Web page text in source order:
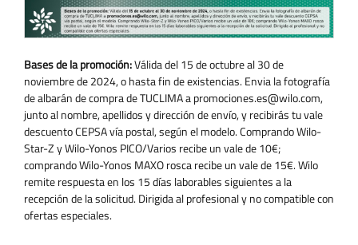
Bases de la promoción:Válida del 15 de octubre al 30 de
noviembre de 2024, o hasta fin de existencias. Envia la fotografía
de albarán de compra de TUCLIMA a promociones.es@wilo.com,
junto al nombre, apellidos y dirección de envío, y recibirás tu vale
descuento CEPSA vía postal, según el modelo. Comprando Wilo-
Star-Z y Wilo-Yonos PICO/Varios recibe un vale de 10€;
comprando Wilo-Yonos MAXO rosca recibe un vale de 15€. Wilo
remite respuesta en los 15 días laborables siguientes a la
recepción de la solicitud. Dirigida al profesional y no compatible con
ofertas especiales.